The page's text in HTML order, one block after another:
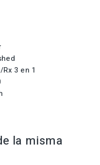
Rx 3 en 1
la misma